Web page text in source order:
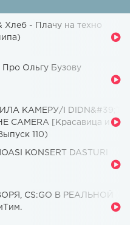
Хлеб - Плачу на техно
Про Ольгу Бузову
КАМЕРУ/I DIDN&#39;T
CAMERA [Красавица и
110)
KONSERT DASTURI
CS:GO В РЕАЛЬНОЙ